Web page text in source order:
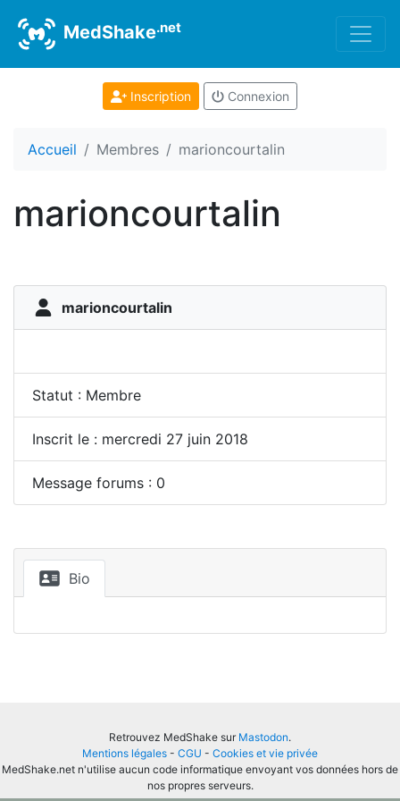
MedShake.net
Inscription Connexion
Accueil Membres marioncourtalin
marioncourtalin
marioncourtalin
Statut : Membre
Inscrit le : mercredi 27 juin 2018
Message forums : 0
Bio
Retrouvez MedShake sur Mastodon.
Mentions légales - CGU - Cookies et vie privée
MedShake.net n'utilise aucun code informatique envoyant vos données hors de
nos propres serveurs.